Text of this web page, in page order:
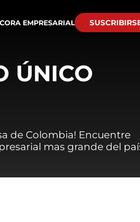
EMPRESARIAL
ÚNICO
de Colombia! Encuentre
mas grande del